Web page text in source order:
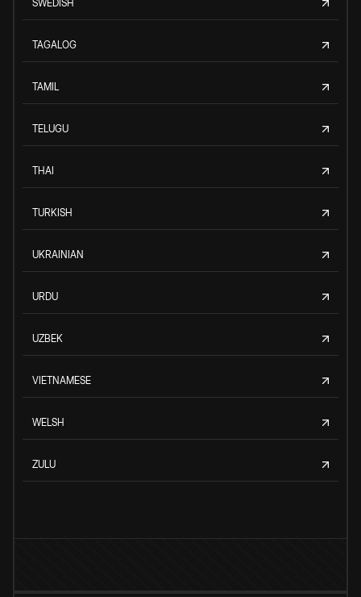
SWEDISH
TAGALOG
TAMIL
TELUGU
THAI
TURKISH
UKRAINIAN
URDU
UZBEK
VIETNAMESE
WELSH
ZULU